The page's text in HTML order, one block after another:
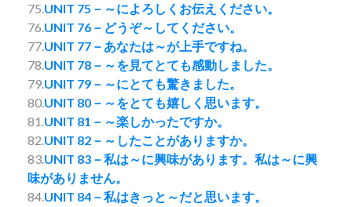
75.UNIT 75－～によろしくお伝えください。
76.UNIT 76－どうぞ～してください。
77.UNIT 77－あなたは～が上手ですね。
78.UNIT 78－～を見てとても感動しました。
79.UNIT 79－～にとても驚きました。
80.UNIT 80－～をとても嬉しく思います。
81.UNIT 81－～楽しかったですか。
82.UNIT 82－～したことがありますか。
83.UNIT 83－私は～に興味があります。私は～に興
味がありません。
84.UNIT 84－私はきっと～だと思います。